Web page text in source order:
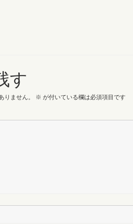
す
ません。 ※ が付いている欄は必須項目です